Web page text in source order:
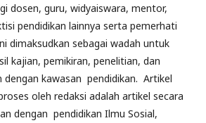
dosen, guru, widyaiswara, mentor,
pendidikan lainnya serta pemerhati
dimaksudkan sebagai wadah untuk
kajian, pemikiran, penelitian, dan
dengan kawasan pendidikan. Artikel
oleh redaksi adalah artikel secara
dengan pendidikan Ilmu Sosial,